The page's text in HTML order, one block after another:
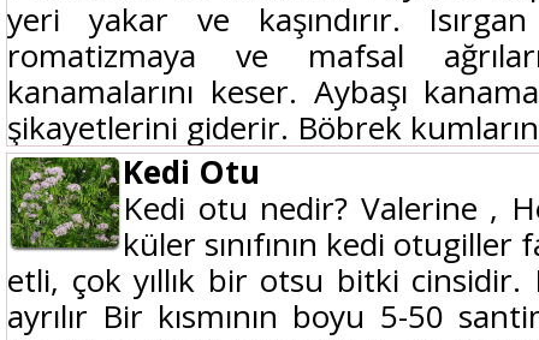
yeri yakar ve kaşındırır.
romatizmaya ve mafsal
kanamalarını keser. Aybaşı
şikayetlerini giderir. Böbrek
Kedi Otu
Kedi otu nedir? Valerine ,
küler sınıfının kedi otugiller
etli, çok yıllık bir otsu bitki cinsidir.
ayrılır Bir kısmının boyu 5-50